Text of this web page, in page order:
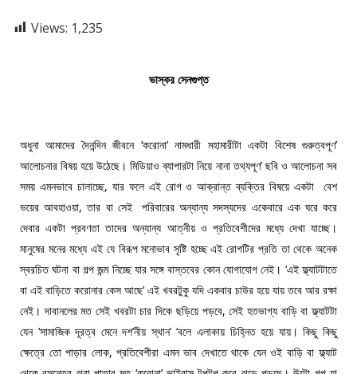
Views: 1,235
ভাস্কর সেনগুপ্ত
অধুনা আমাদের দৈনন্দিন জীবনে ‘করোনা’ নামধারী মহামারীটা একটা বিশেষ গুরুত্বপূণ’
আলোচনার বিষয় হয়ে উঠেছে। মিডিয়াও ব্যাপারটা নিয়ে নানা তথ্যপূণ’ ছবি ও আলোচনা সব
সময় এমনভাবে চালাচ্ছে, যার ফলে এই রোগ ও আক্রান্ত ব্যক্তির বিষয়ে একটা বেশ
ভয়ের আবহাওয়া, তার বা সেই পরিবারের অন্যান্য সদস্যদের একেবারে এক ঘরে করে
দেবার একটা প্রবণতা তাদের অন্যান্য আত্নীয় ও প্রতিবেশীদের মধ্যে দেখা যাচ্ছে।
মানুষের মনের মধ্যে এই যে বিরূপ মনোভাব সৃষ্টি হচ্ছে এই রোগটির প্রতি তা থেকে অনেক
স্বরচিত ঘটনা বা গল্প জন্ম নিচ্ছে যার সঙ্গে বাস্তবের কোন যোগাযোগ নেই। ‘এই ফ্ল্যাটটাতে
বা এই বাড়িতে করোনার কেস আছে’ এই খবরটুকু যদি একবার চাউর হয়ে যায় তবে আর রক্ষা
নেই। দাবানলের মত সেই খবরটা চার দিকে ছড়িয়ে পড়বে, সেই হতভাগ্য বাড়ি বা ফ্ল্যাটটা
যেন ‘সামাজিক দূরত্ব মেনে দশ’নীয় স্থান’ ‘বলে এলাকায় চিহ্নিত হয়ে যায়। কিছু কিছু
ক্ষেত্রে তো পাড়ার লোক, প্রতিবেশীরা এমন ভাব দেখাতে থাকে যেন ওই বাড়ি বা ফ্ল্যাট